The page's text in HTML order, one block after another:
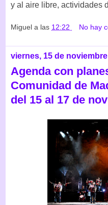
y al aire libre, actividades
Miguel a las 12:22 No hay
viernes, 15 de
Agenda con
Comunidad de
del 15 al 17 de